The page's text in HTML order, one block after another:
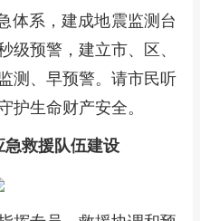
体系，建成地震监测台
级预警，建立市、区、
测、早预警。请市民听
护生命财产安全。
急救援队伍建设